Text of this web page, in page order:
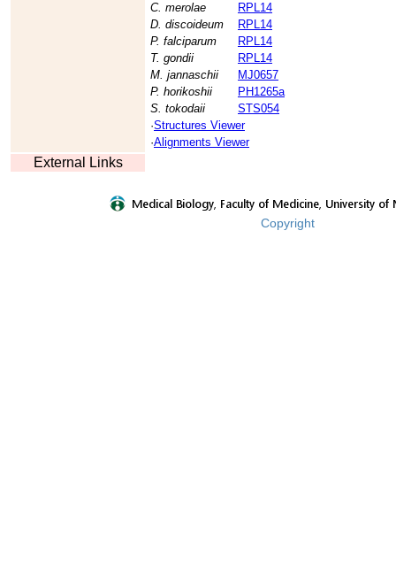
C. merolae
RPL14
D. discoideum
RPL14
P. falciparum
RPL14
T. gondii
RPL14
M. jannaschii
MJ0657
P. horikoshii
PH1265a
S. tokodaii
STS054
·Structures Viewer
·Alignments Viewer
External Links
Copyright